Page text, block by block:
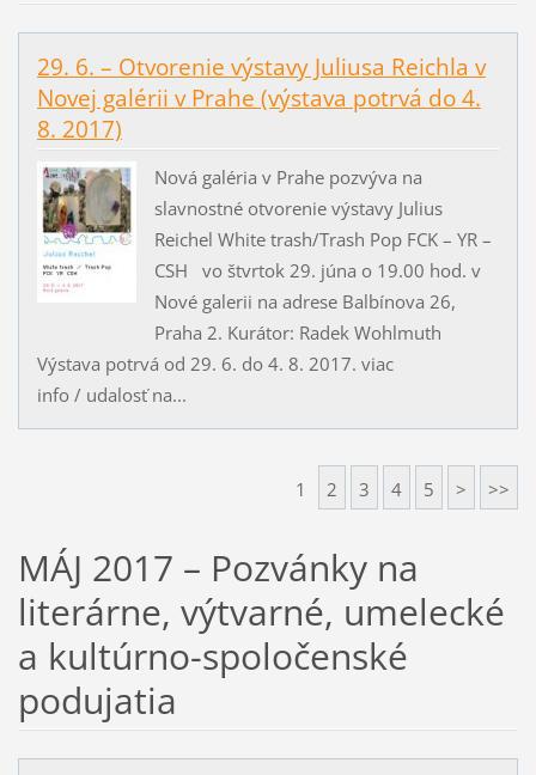
29. 6. – Otvorenie výstavy Juliusa Reichla v
Novej galérii v Prahe (výstava potrvá do 4.
8. 2017)
Nová galéria v Prahe pozvýva na
slavnostné otvorenie výstavy Julius
Reichel White trash/Trash Pop FCK – YR –
CSH vo štvrtok 29. júna o 19.00 hod. v
Nové galerii na adrese Balbínova 26,
Praha 2. Kurátor: Radek Wohlmuth
Výstava potrvá od 29. 6. do 4. 8. 2017. viac
info / udalosť na...
1 2 3 4 5 > >>
MÁJ 2017 – Pozvánky na
literárne, výtvarné, umelecké
a kultúrno-spoločenské
podujatia